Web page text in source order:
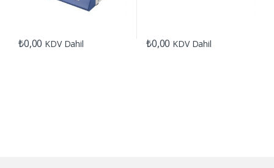
₺0,00 KDV Dahil ₺0,00 KDV Dahil